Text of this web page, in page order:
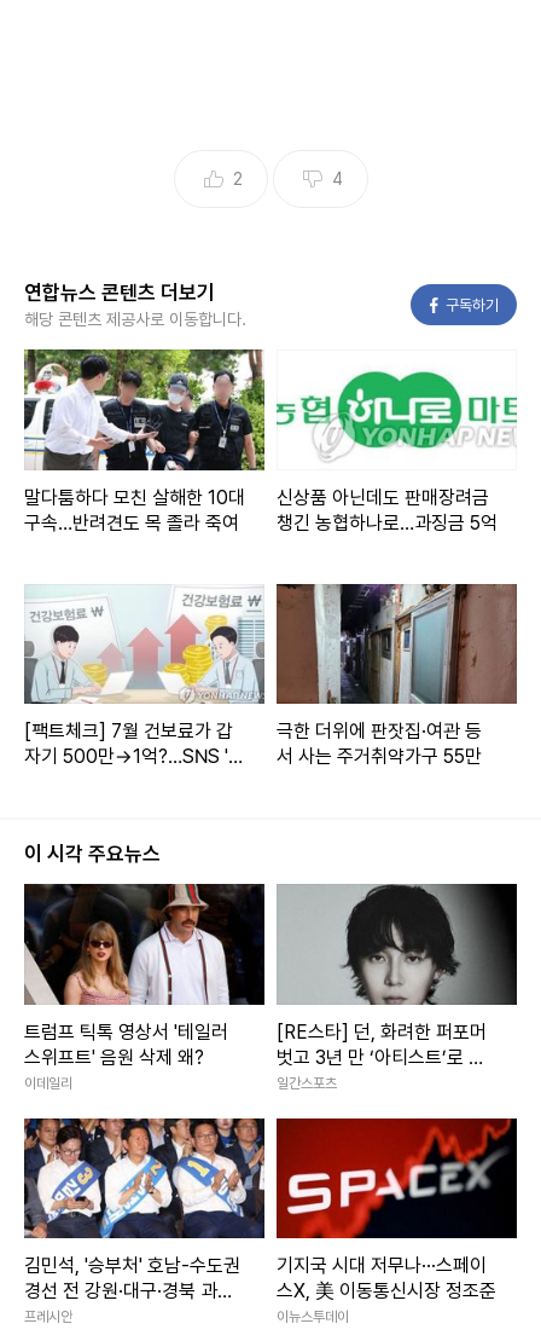
10대(3천명), 30대(1만3천명), 40대(1만8천명), 50대(3만9
20대 실업자는 지난 9월에도 1년 전보다 4만1천명 늘어난 25
만2천명을 기록했다.
통계청 관계자는 "고용 지표 상승세가 둔화되고 있고, 9월과 1
0월에는 대기업 공채로 구직자가 늘면서 실업자가 늘어난 것
으로 보인다"고 말했다.
지난달 20대 실업률은 5.7%로 1년 전과 같았다.
대(1.8%, -0.3%포인트), 50대(1.5%, -0.6%포인트), 60세
이상(1.5%, -0.5%포인트)은 실업률이 개선됐으나 20대만 제
자리걸음을 했다.
최근 취업자 증가는 60세 이상 고령층이 주도하고 있다. 인구
60세 이상이었다.
20대 취업자도 증가하고 있지만 증가폭은 올해 5월 18만5천
명에서 6월 11만7천명, 7월 9만5천명, 8월 6만5천명, 9월 2
만명, 10월 2만8천명으로 줄었다.
'불완전 취업자'까지 포함하면 고용난을 겪은 20대 청년은 45
만2천명으로 늘어난다.
20대 구직단념자는 지난달 11만1천명으로 1년 전(19만2천명)
보다 8만1천명 줄었으나 전체 구직단념자 41만4천명 중 가장
큰 비중(26.8%)을 차지했다.
2 4
연합뉴스 콘텐츠 더보기
해당 콘텐츠 제공사로 이동합니다.
구독하기
말다툼하다 모친 살해한 10대
구속…반려견도 목 졸라 죽여
신상품 아닌데도 판매장려금
챙긴 농협하나로…과징금 5억
[팩트체크] 7월 건보료가 갑
자기 500만→1억?…SNS '건
극한 더위에 판잣집·여관 등
서 사는 주거취약가구 55만
이 시각 주요뉴스
트럼프 틱톡 영상서 '테일러
스위프트' 음원 삭제 왜?
이데일리
[RE스타] 던, 화려한 퍼포머
벗고 3년 만 ‘아티스트’로 돌
아왔다
일간스포츠
김민석, '승부처' 호남-수도권
경선 전 강원·대구·경북 과반
승리
프레시안
기지국 시대 저무나···스페이
스X, 美 이동통신시장 정조준
이뉴스투데이